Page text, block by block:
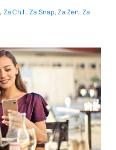
, Za Chill,Za Snap,Za Zen,Za